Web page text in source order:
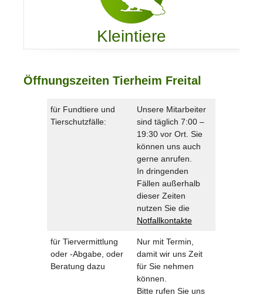
Kleintiere
Öffnungszeiten Tierheim Freital
für Fundtiere und
Tierschutzfälle:
Unsere Mitarbeiter
sind täglich 7:00 –
19:30 vor Ort. Sie
können uns auch
gerne anrufen.
In dringenden
Fällen außerhalb
dieser Zeiten
nutzen Sie die
Notfallkontakte
für Tiervermittlung
oder -Abgabe, oder
Beratung dazu
Nur mit Termin,
damit wir uns Zeit
für Sie nehmen
können.
Bitte rufen Sie uns